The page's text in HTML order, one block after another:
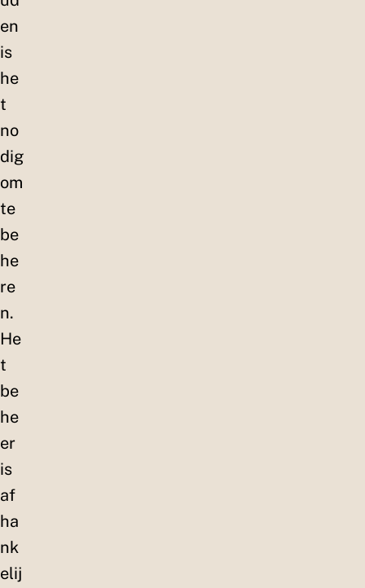
en
is
he
t
no
dig
om
te
be
he
re
n.
He
t
be
he
er
is
af
ha
nk
elij